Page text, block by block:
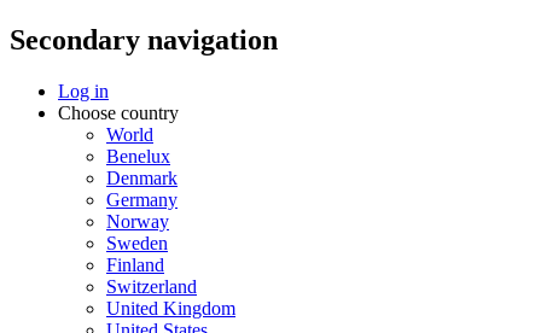
Secondary navigation
Log in
Choose country
World
Benelux
Denmark
Germany
Norway
Sweden
Finland
Switzerland
United Kingdom